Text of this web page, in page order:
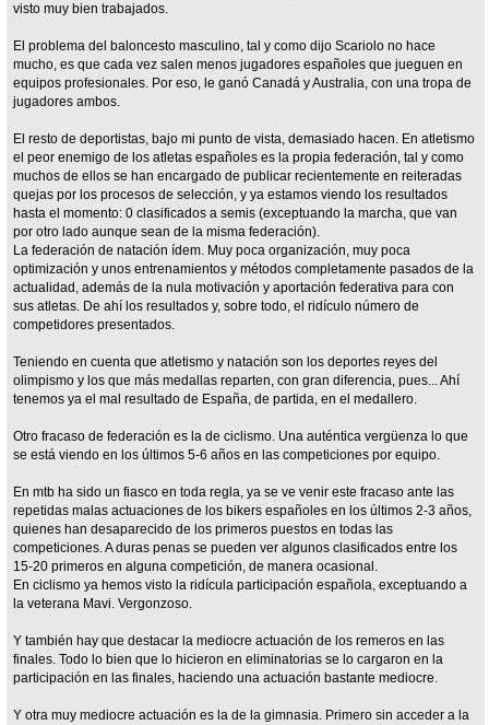
visto muy bien trabajados.
El problema del baloncesto masculino, tal y como dijo Scariolo no hace
mucho, es que cada vez salen menos jugadores españoles que jueguen en
equipos profesionales. Por eso, le ganó Canadá y Australia, con una tropa de
jugadores ambos.
El resto de deportistas, bajo mi punto de vista, demasiado hacen. En atletismo
el peor enemigo de los atletas españoles es la propia federación, tal y como
muchos de ellos se han encargado de publicar recientemente en reiteradas
quejas por los procesos de selección, y ya estamos viendo los resultados
hasta el momento: 0 clasificados a semis (exceptuando la marcha, que van
por otro lado aunque sean de la misma federación).
La federación de natación ídem. Muy poca organización, muy poca
optimización y unos entrenamientos y métodos completamente pasados de la
actualidad, además de la nula motivación y aportación federativa para con
sus atletas. De ahí los resultados y, sobre todo, el ridículo número de
competidores presentados.
Teniendo en cuenta que atletismo y natación son los deportes reyes del
olimpismo y los que más medallas reparten, con gran diferencia, pues... Ahí
tenemos ya el mal resultado de España, de partida, en el medallero.
Otro fracaso de federación es la de ciclismo. Una auténtica vergüenza lo que
se está viendo en los últimos 5-6 años en las competiciones por equipo.
En mtb ha sido un fiasco en toda regla, ya se ve venir este fracaso ante las
repetidas malas actuaciones de los bikers españoles en los últimos 2-3 años,
quienes han desaparecido de los primeros puestos en todas las
competiciones. A duras penas se pueden ver algunos clasificados entre los
15-20 primeros en alguna competición, de manera ocasional.
En ciclismo ya hemos visto la ridícula participación española, exceptuando a
la veterana Mavi. Vergonzoso.
Y también hay que destacar la mediocre actuación de los remeros en las
finales. Todo lo bien que lo hicieron en eliminatorias se lo cargaron en la
participación en las finales, haciendo una actuación bastante mediocre.
Y otra muy mediocre actuación es la de la gimnasia. Primero sin acceder a la